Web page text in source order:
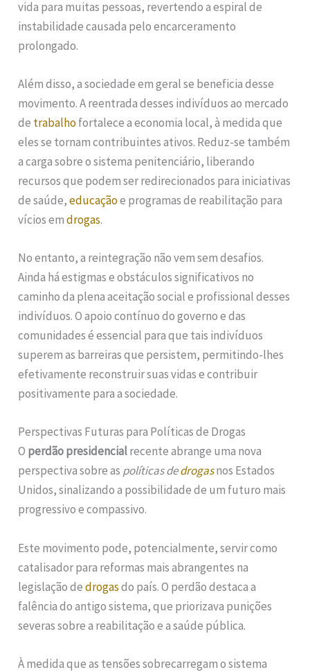
vida para muitas pessoas, revertendo a espiral de
instabilidade causada pelo encarceramento
prolongado.
Além disso, a sociedade em geral se beneficia desse
movimento. A reentrada desses indivíduos ao mercado
de trabalhofortalece a economia local, à medida que
eles se tornam contribuintes ativos. Reduz-se também
a carga sobre o sistema penitenciário, liberando
recursos que podem ser redirecionados para iniciativas
de saúde,educaçãoe programas de reabilitação para
vícios emdrogas.
No entanto, a reintegração não vem sem desafios.
Ainda há estigmas e obstáculos significativos no
caminho da plena aceitação social e profissional desses
indivíduos. O apoio contínuo do governo e das
comunidades é essencial para que tais indivíduos
superem as barreiras que persistem, permitindo-lhes
efetivamente reconstruir suas vidas e contribuir
positivamente para a sociedade.
Perspectivas Futuras para Políticas de Drogas
O perdão presidencialrecente abrange uma nova
perspectiva sobre as políticas dedrogasnos Estados
Unidos, sinalizando a possibilidade de um futuro mais
progressivo e compassivo.
Este movimento pode, potencialmente, servir como
catalisador para reformas mais abrangentes na
legislação dedrogasdo país. O perdão destaca a
falência do antigo sistema, que priorizava punições
severas sobre a reabilitação e a saúde pública.
À medida que as tensões sobrecarregam o sistema